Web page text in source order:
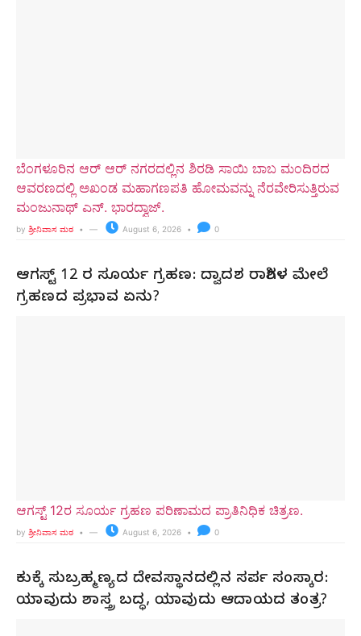
ಬೆಂಗಳೂರಿನ ಆರ್ ಆರ್ ನಗರದಲ್ಲಿನ ಶಿರಡಿ ಸಾಯಿ ಬಾಬ ಮಂದಿರದ
ಆವರಣದಲ್ಲಿ ಅಖಂಡ ಮಹಾಗಣಪತಿ ಹೋಮವನ್ನು ನೆರವೇರಿಸುತ್ತಿರುವ
ಮಂಜುನಾಥ್ ಎನ್. ಭಾರದ್ವಾಜ್.
by ಶ್ರೀನಿವಾಸ ಮಠ August 6, 2026 0
ಆಗಸ್ಟ್ 12 ರ ಸೂರ್ಯ ಗ್ರಹಣ: ದ್ವಾದಶ ರಾಶಿಗಳ ಮೇಲೆ
ಗ್ರಹಣದ ಪ್ರಭಾವ ಏನು?
ಆಗಸ್ಟ್ 12ರ ಸೂರ್ಯ ಗ್ರಹಣ ಪರಿಣಾಮದ ಪ್ರಾತಿನಿಧಿಕ ಚಿತ್ರಣ.
by ಶ್ರೀನಿವಾಸ ಮಠ August 6, 2026 0
ಕುಕ್ಕೆ ಸುಬ್ರಹ್ಮಣ್ಯದ ದೇವಸ್ಥಾನದಲ್ಲಿನ ಸರ್ಪ ಸಂಸ್ಕಾರ:
ಯಾವುದು ಶಾಸ್ತ್ರ ಬದ್ಧ, ಯಾವುದು ಆದಾಯದ ತಂತ್ರ?